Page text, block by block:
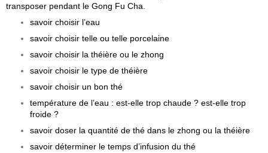
transposer pendant le Gong Fu Cha.
savoir choisir l’eau
savoir choisir telle ou telle porcelaine
savoir choisir la théière ou le zhong
savoir choisir le type de théière
savoir choisir un bon thé
température de l’eau : est-elle trop chaude ? est-elle trop
froide ?
savoir doser la quantité de thé dans le zhong ou la théière
savoir déterminer le temps d’infusion du thé